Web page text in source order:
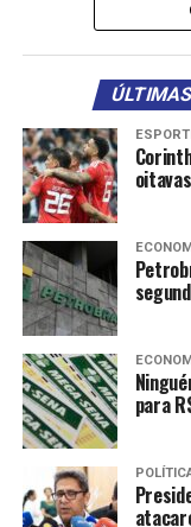
A operação
conduzindo
dirigir veículo
licenciado.
Ao todo foram
removidos 25
Comentários
RELATED TOPICS:
para